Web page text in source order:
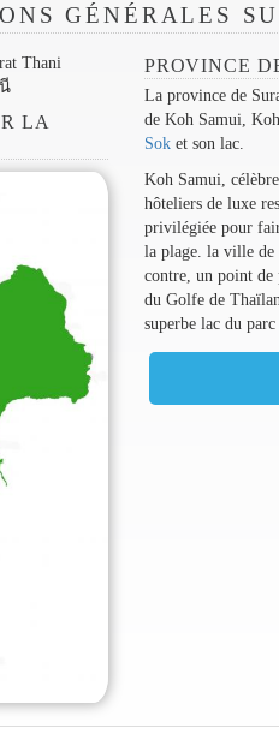
GÉNÉRALES
Thani
LA
PROVINCE
La province de
de Koh Samui,
Soket son lac.
Koh Samui,
hôteliers de luxe
privilégiée pour
la plage. la ville
contre, un point de
du Golfe de
superbe lac du